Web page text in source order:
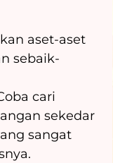
aset-aset
sebaik-
cari
sekedar
sangat